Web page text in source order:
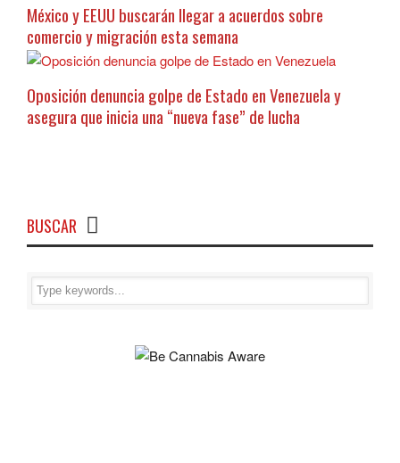
México y EEUU buscarán llegar a acuerdos sobre
comercio y migración esta semana
Oposición denuncia golpe de Estado en Venezuela y
asegura que inicia una “nueva fase” de lucha
BUSCAR